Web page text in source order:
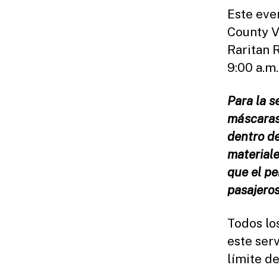
Este
County
Raritan
9:00
Para la
dentro
que el
Todos
este
límite